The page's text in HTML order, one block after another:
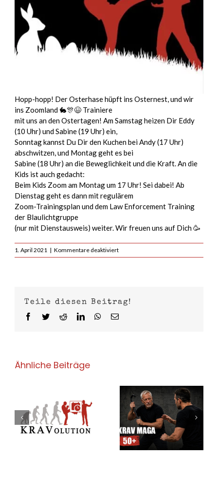
Hopp-hopp! Der Osterhase hüpft ins Osternest, und wir
ins Zoomland 🐇🎊😃 Trainiere
mit uns an den Ostertagen! Am Samstag heizen Dir Eddy
(10 Uhr) und Sabine (19 Uhr) ein,
Sonntag kannst Du Dir den Kuchen bei Andy (17 Uhr)
abschwitzen, und Montag geht es bei
Sabine (18 Uhr) an die Beweglichkeit und die Kraft. An die
Kids ist auch gedacht:
Beim Kids Zoom am Montag um 17 Uhr! Sei dabei! Ab
Dienstag geht es dann mit regulärem
Zoom-Trainingsplan und dem Law Enforcement Training
der Blaulichtgruppe
(nur mit Dienstausweis) weiter. Wir freuen uns auf Dich 🥳
1. April 2021 | Kommentare deaktiviertfür
Ostern
Teile diesen Beitrag!
Facebook
TwitterRedditLinkedInWhatsApp
E-
Ähnliche Beiträge
Krav Maga 50+ –
Sicherheit
kennt kein
Krav Maga
Sommerferien
Camp für Kids
& Teens 24.08.
– 28.08.2026